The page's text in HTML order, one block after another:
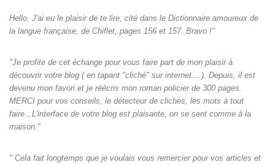
Hello. J'ai eu le plaisir de te lire, cité dans le Dictionnaire amoureux de
la langue française, de Chiflet, pages 156 et 157. Bravo !"
"Je profite de cet échange pour vous faire part de mon plaisir à
découvrir votre blog ( en tapant "cliché" sur internet....). Depuis, il est
devenu mon favori et je réécris mon roman policier de 300 pages.
MERCI pour vos conseils, le détecteur de clichés, les mots à tout
faire...L'interface de votre blog est plaisante, on se sent comme à la
maison."
" Cela fait longtemps que je voulais vous remercier pour vos articles et